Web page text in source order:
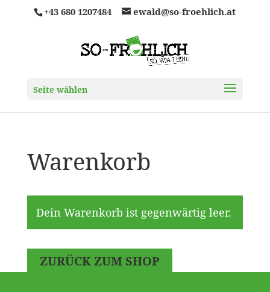
+43 680 1207484 ewald@so-froehlich.at
Seite wählen
Warenkorb
Dein Warenkorb ist gegenwärtig leer.
ZURÜCK ZUM SHOP